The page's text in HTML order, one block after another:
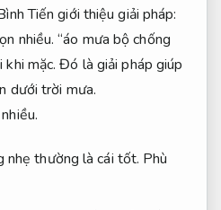
Tiến giới thiệu giải pháp:
nhiều. “áo mưa bộ chống
khi mặc. Đó là giải pháp giúp
dưới trời mưa.
nhẹ thường là cái tốt. Phù